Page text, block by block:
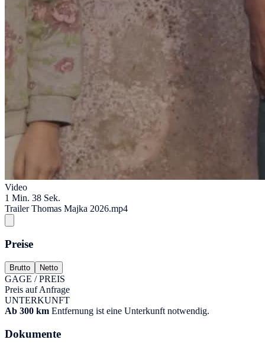
Video
1 Min. 38 Sek.
Trailer Thomas Majka 2026.mp4
Preise
Brutto Netto
GAGE / PREIS
Preis auf Anfrage
UNTERKUNFT
Ab 300 km Entfernung ist eine Unterkunft notwendig.
Dokumente